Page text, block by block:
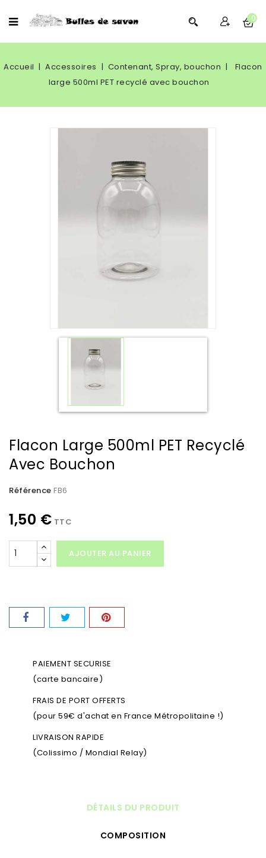
0
Accueil Accessoires Contenant, Spray, bouchon
Flacon
large 500ml PET recyclé avec bouchon
Flacon Large 500ml PET Recyclé
Avec Bouchon
Référence FB6
1,50 € TTC
AJOUTER AU PANIER
PAIEMENT SECURISE
(carte bancaire)
FRAIS DE PORT OFFERTS
(pour 59€ d'achat en France Métropolitaine !)
LIVRAISON RAPIDE
(Colissimo / Mondial Relay)
DÉTAILS DU PRODUIT
COMPOSITION